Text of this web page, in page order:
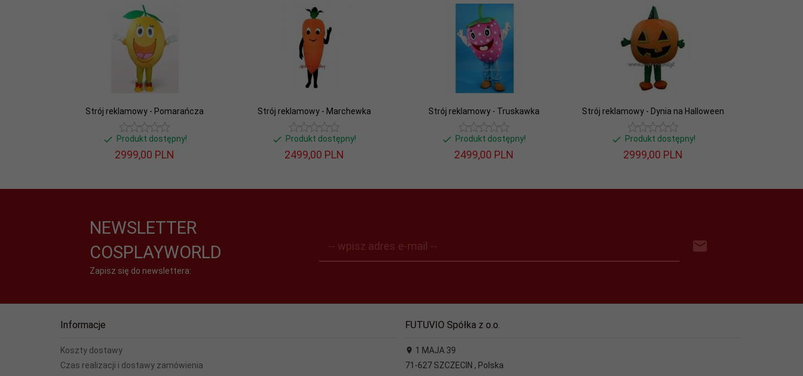
Strój reklamowy - Pomarańcza
Produkt dostępny!
2999,00 PLN
Strój reklamowy - Marchewka
Produkt dostępny!
2499,00 PLN
Strój reklamowy - Truskawka
Produkt dostępny!
2499,00 PLN
Strój reklamowy - Dynia na Halloween
Produkt dostępny!
2999,00 PLN
NEWSLETTER
COSPLAYWORLD
Zapisz się do newslettera:
-- wpisz adres e-mail --
Informacje
Koszty dostawy
Czas realizacji i dostawy zamówienia
FUTUVIO Spółka z o.o.
1 MAJA 39
71-627 SZCZECIN , Polska